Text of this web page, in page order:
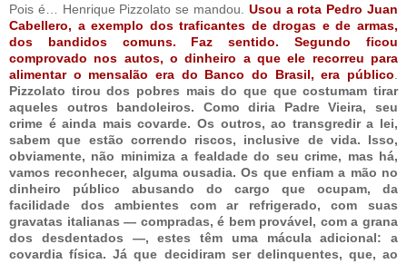
Pois é… Henrique Pizzolato se mandou. Usou a rota Pedro Juan
Cabellero, a exemplo dos traficantes de drogas e de armas,
dos bandidos comuns. Faz sentido. Segundo ficou
comprovado nos autos, o dinheiro a que ele recorreu para
alimentar o mensalão era do Banco do Brasil, era público
Pizzolato tirou dos pobres mais do que que costumam tirar
aqueles outros bandoleiros. Como diria Padre Vieira, seu
crime é ainda mais covarde. Os outros, ao transgredir a lei,
sabem que estão correndo riscos, inclusive de vida. Isso,
obviamente, não minimiza a fealdade do seu crime, mas há,
vamos reconhecer, alguma ousadia. Os que enfiam a mão no
dinheiro público abusando do cargo que ocupam, da
facilidade dos ambientes com ar refrigerado, com suas
gravatas italianas — compradas, é bem provável, com a grana
dos desdentados —, estes têm uma mácula adicional: a
covardia física. Já que decidiram ser delinquentes, que, ao